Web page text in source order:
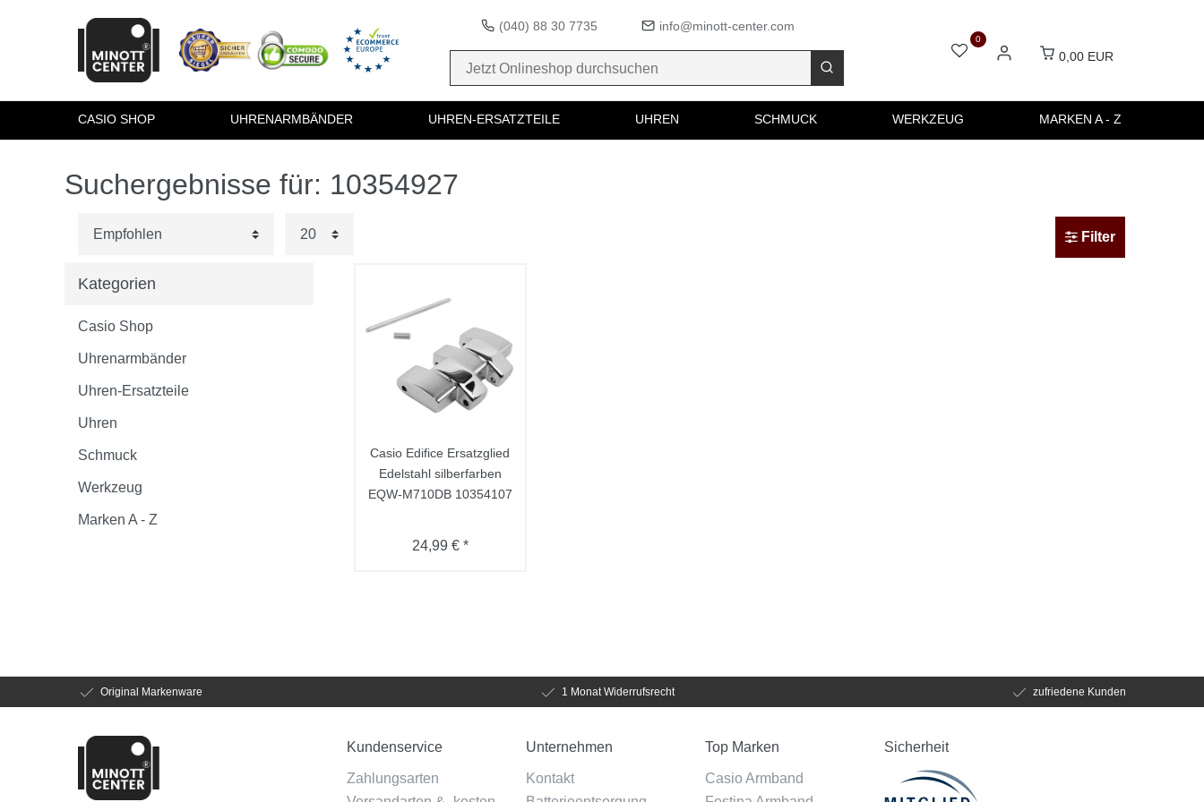
(040) 88 30 7735 info@minott-center.com
0
0,00 EUR
CASIO SHOP UHRENARMBÄNDER UHREN-ERSATZTEILE UHREN SCHMUCK WERKZEUG MARKEN A - Z
Suchergebnisse für: 10354927
Filter
Kategorien
Casio Shop
Uhrenarmbänder
Uhren-Ersatzteile
Uhren
Schmuck
Werkzeug
Marken A - Z
Casio Edifice Ersatzglied
Edelstahl silberfarben
EQW-M710DB 10354107
24,99 € *
Original Markenware 1 Monat Widerrufsrecht zufriedene Kunden
Kundenservice
Zahlungsarten
Unternehmen
Kontakt
Top Marken
Casio Armband
Sicherheit